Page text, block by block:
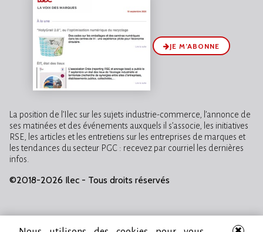
JE M’ABONNE
La position de l’Ilec sur les sujets industrie-commerce, l’annonce de
ses matinées et des événements auxquels il s’associe, les initiatives
RSE, les articles et les entretiens sur les entreprises de marques et
les tendances du secteur PGC : recevez par courriel les dernières
infos.
©2018-2026 Ilec - Tous droits réservés